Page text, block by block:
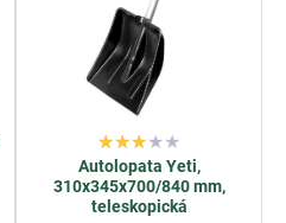
Autolopata Yeti,
310x345x700/840 mm,
teleskopická